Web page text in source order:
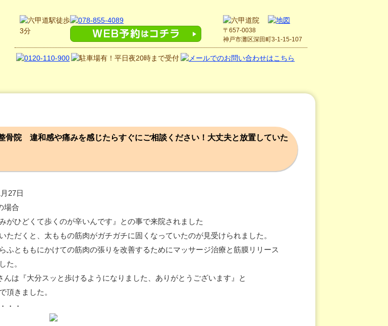
〒657-0038
神戸市灘区深田町3-1-15-107
院 違和感や痛みを感じたらすぐにご相談ください！大丈夫と放置していた
27日
場合
みがひどくて歩くのが辛いんです』との事で来院されました
ただくと、太ももの筋肉がガチガチに固くなっていたのが見受けられました。
ふとももにかけての筋肉の張りを改善するためにマッサージ治療と筋膜リリース
た。
んは『大分スッと歩けるようになりました、ありがとうございます』と
頂きました。
・・